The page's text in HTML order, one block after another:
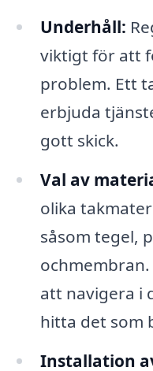
Underhåll:
viktigt för att
problem. Ett
erbjuda
gott skick.
Val av
olika
såsom tegel,
ochmembran.
att navigera i
hitta det som
Installation